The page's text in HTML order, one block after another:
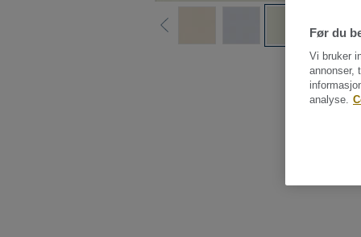
Før du
Vi bruker
annonser,
analyse.